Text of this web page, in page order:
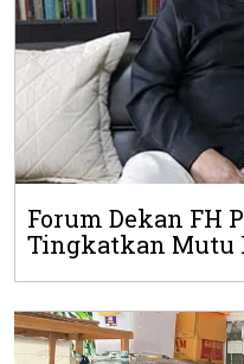
Forum Dekan FH
Tingkatkan Mutu